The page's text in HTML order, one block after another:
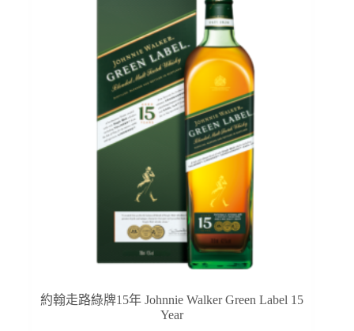
約翰走路綠牌15年 Johnnie Walker Green Label 15
Year